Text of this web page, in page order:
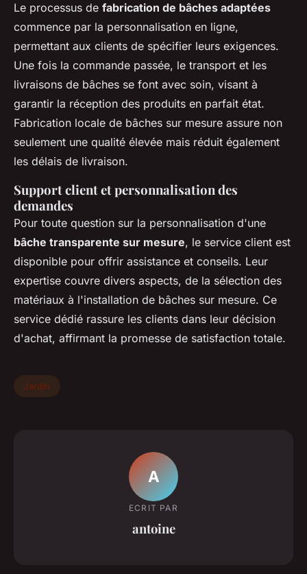
Le processus de fabrication de bâches adaptées
commence par la personnalisation en ligne,
permettant aux clients de spécifier leurs exigences.
Une fois la commande passée, le transport et les
livraisons de bâches se font avec soin, visant à
garantir la réception des produits en parfait état.
Fabrication locale de bâches sur mesure assure non
seulement une qualité élevée mais réduit également
les délais de livraison.
Support client et personnalisation des
demandes
Pour toute question sur la personnalisation d'une
bâche transparente sur mesure, le service client est
disponible pour offrir assistance et conseils. Leur
expertise couvre divers aspects, de la sélection des
matériaux à l'installation de bâches sur mesure. Ce
service dédié rassure les clients dans leur décision
d'achat, affirmant la promesse de satisfaction totale.
Jardin
A
ECRIT PAR
antoine